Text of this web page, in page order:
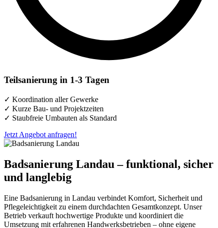
Teilsanierung in 1-3 Tagen
✓ Koordination aller Gewerke
✓ Kurze Bau- und Projektzeiten
✓ Staubfreie Umbauten als Standard
Jetzt Angebot anfragen!
Badsanierung Landau –funktional, sicher
und langlebig
Eine Badsanierung in Landau verbindet Komfort, Sicherheit und
Pflegeleichtigkeit zu einem durchdachten Gesamtkonzept. Unser
Betrieb verkauft hochwertige Produkte und koordiniert die
Umsetzung mit erfahrenen Handwerksbetrieben – ohne eigene